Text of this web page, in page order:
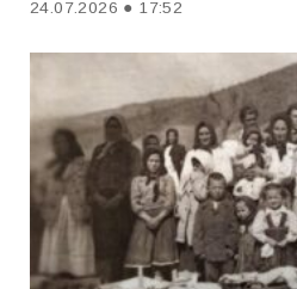
24.07.2026 ● 17:52